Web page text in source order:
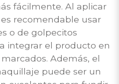
fácilmente. Al aplicar
recomendable usar
o de golpecitos
integrar el producto en
Además, el
puede ser un